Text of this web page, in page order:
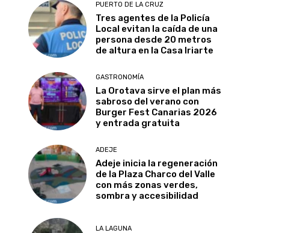
PUERTO DE LA CRUZ
Tres agentes de la Policía
Local evitan la caída de una
persona desde 20 metros
de altura en la Casa Iriarte
GASTRONOMÍA
La Orotava sirve el plan más
sabroso del verano con
Burger Fest Canarias 2026
y entrada gratuita
ADEJE
Adeje inicia la regeneración
de la Plaza Charco del Valle
con más zonas verdes,
sombra y accesibilidad
LA LAGUNA